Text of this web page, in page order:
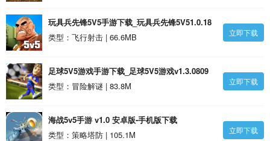
玩具兵先锋5V5手游下载_玩具兵先锋5V51.0.18
安卓版
类型：飞行射击 | 66.6MB 立即下载
足球5V5游戏手游下载_足球5V5游戏v1.3.0809
安卓版
类型：冒险解谜 | 83.8M 立即下载
海战5v5手游 v1.0 安卓版-手机版下载
类型：策略塔防 | 105.1M
立即下载